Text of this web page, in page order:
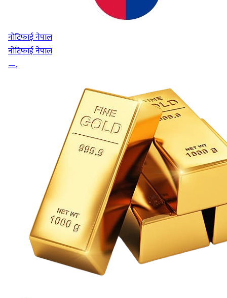
नोटिफाई नेपाल
नोटिफाई नेपाल
—,